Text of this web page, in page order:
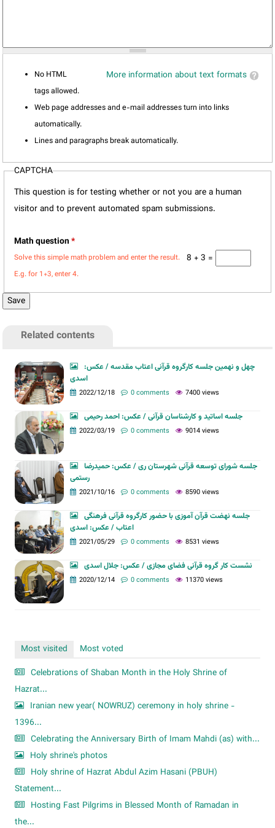
More information about text formats
No HTML
tags allowed.
Web page addresses and e-mail addresses turn into links
automatically.
Lines and paragraphs break automatically.
CAPTCHA
This question is for testing whether or not you are a human
visitor and to prevent automated spam submissions.
Math question*
8 + 3 =
Solve this simple math problem and enter the result.
E.g. for 1+3, enter 4.
Related contents
چهل و نهمین جلسه کارگروه قرآنی اعتاب مقدسه / عکس:
اسدی
2022/12/18 0 comments 7400 views
جلسه اساتید و کارشناسان قرآنی / عکس: احمد رحیمی
2022/03/19 0 comments 9014 views
جلسه شورای توسعه قرآنی شهرستان ری / عکس: حمیدرضا
رستمی
2021/10/16 0 comments 8590 views
جلسه نهضت قرآن آموزی با حضور کارگروه قرآنی فرهنگی
اعتاب / عکس: اسدی
2021/05/29 0 comments 8531 views
نشست کار گروه قرآنی فضای مجازی / عکس: جلال اسدی
2020/12/14 0 comments 11370 views
Most visited
Most voted
Celebrations of Shaban Month in the Holy Shrine of
Hazrat...
Iranian new year( NOWRUZ) ceremony in holy shrine -
1396...
Celebrating the Anniversary Birth of Imam Mahdi (as) with...
Holy shrine's photos
Holy shrine of Hazrat Abdul Azim Hasani (PBUH)
Statement...
Hosting Fast Pilgrims in Blessed Month of Ramadan in
the...